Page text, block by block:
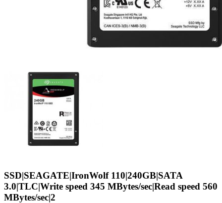
SSD|SEAGATE|IronWolf 110|240GB|SATA
3.0|TLC|Write speed 345 MBytes/sec|Read speed 560
MBytes/sec|2